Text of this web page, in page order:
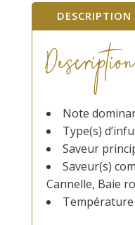
DESCRIPTION
Description
Note
Type(s)
Saveur
Saveur(s)
Cannelle, Baie
Température